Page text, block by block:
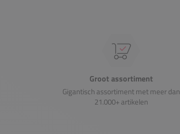
Groot assortiment
Gigantisch assortiment met meer dan
21.000+ artikelen